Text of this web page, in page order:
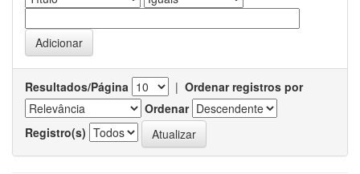
Resultados/Página | Ordenar registros por
Ordenar
Registro(s)